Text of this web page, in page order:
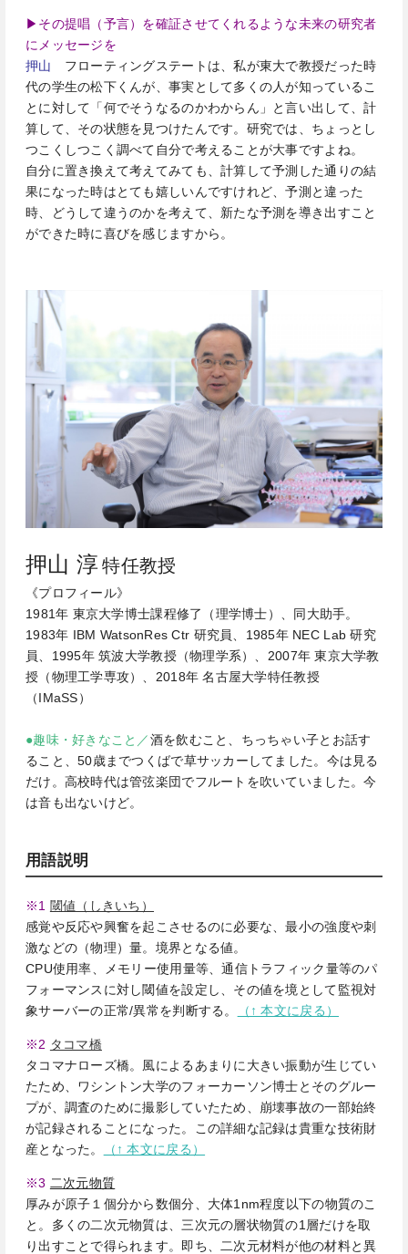
▶その提唱（予言）を確証させてくれるような未来の研究者
にメッセージを
押山 フローティングステートは、私が東大で教授だった時
代の学生の松下くんが、事実として多くの人が知っているこ
とに対して「何でそうなるのかわからん」と言い出して、計
算して、その状態を見つけたんです。研究では、ちょっとし
つこくしつこく調べて自分で考えることが大事ですよね。
自分に置き換えて考えてみても、計算して予測した通りの結
果になった時はとても嬉しいんですけれど、予測と違った
時、どうして違うのかを考えて、新たな予測を導き出すこと
ができた時に喜びを感じますから。
押山 淳 特任教授
《プロフィール》
1981年 東京大学博士課程修了（理学博士）、同大助手。
1983年 IBM WatsonRes Ctr 研究員、1985年 NEC Lab 研究
員、1995年 筑波大学教授（物理学系）、2007年 東京大学教
授（物理工学専攻）、2018年 名古屋大学特任教授
（IMaSS）
●趣味・好きなこと／酒を飲むこと、ちっちゃい子とお話す
ること、50歳までつくばで草サッカーしてました。今は見る
だけ。高校時代は管弦楽団でフルートを吹いていました。今
は音も出ないけど。
用語説明
※1 閾値（しきいち）
感覚や反応や興奮を起こさせるのに必要な、最小の強度や刺
激などの（物理）量。境界となる値。
CPU使用率、メモリー使用量等、通信トラフィック量等のパ
フォーマンスに対し閾値を設定し、その値を境として監視対
象サーバーの正常/異常を判断する。
（↑ 本文に戻る）
※2 タコマ橋
タコマナローズ橋。風によるあまりに大きい振動が生じてい
たため、ワシントン大学のフォーカーソン博士とそのグルー
プが、調査のために撮影していたため、崩壊事故の一部始終
が記録されることになった。この詳細な記録は貴重な技術財
産となった。
（↑ 本文に戻る）
※3 二次元物質
厚みが原子１個分から数個分、大体1nm程度以下の物質のこ
と。多くの二次元物質は、三次元の層状物質の1層だけを取
り出すことで得られます。即ち、二次元材料が他の材料と異